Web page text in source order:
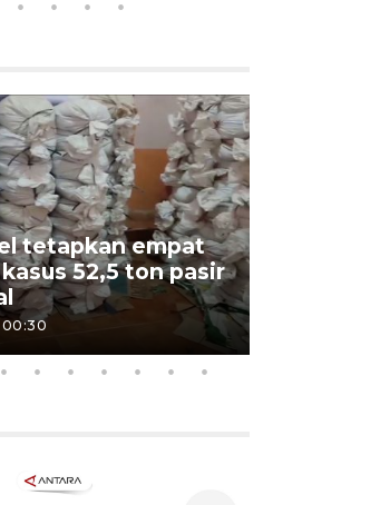
tetapkan empat
52,5 ton pasir
00:30